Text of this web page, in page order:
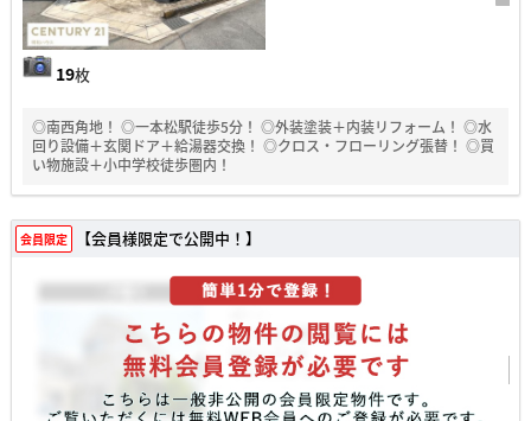
19枚
◎南西角地！ ◎一本松駅徒歩5分！ ◎外装塗装＋内装リフォーム！ ◎水
回り設備＋玄関ドア＋給湯器交換！ ◎クロス・フローリング張替！ ◎買
い物施設＋小中学校徒歩圏内！
会員限定 【会員様限定で公開中！】